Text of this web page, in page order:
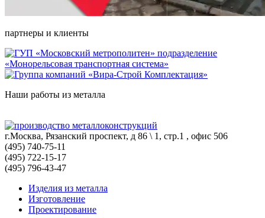
партнеры и клиенты
Наши работы из металла
г.Москва, Рязанский проспект, д 86 \ 1, стр.1 , офис 506
(495) 740-75-11
(495) 722-15-17
(495) 796-43-47
Изделия из металла
Изготовление
Проектирование